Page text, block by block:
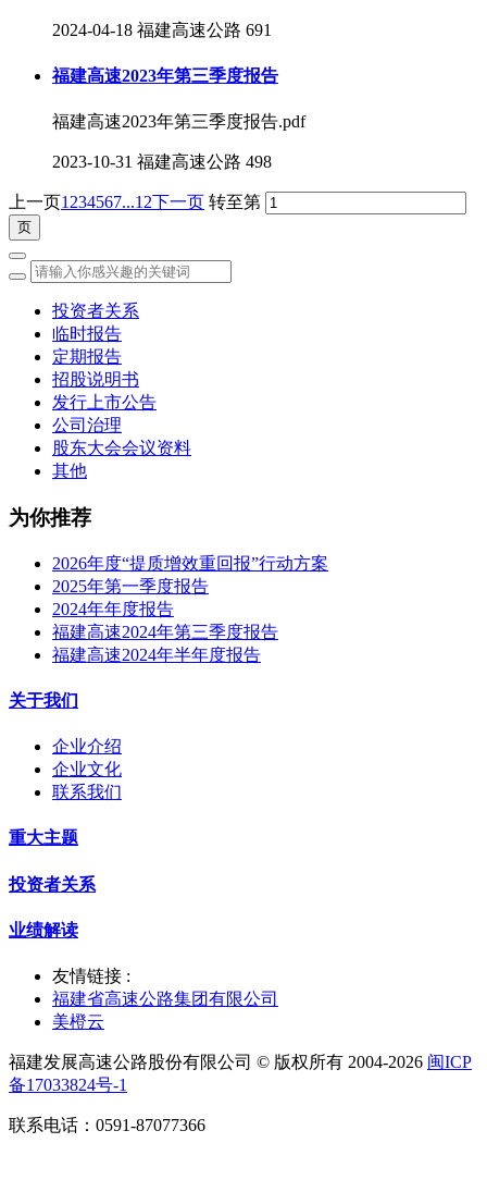
2024-04-18 福建高速公路 691
福建高速2023年第三季度报告
福建高速2023年第三季度报告.pdf
2023-10-31 福建高速公路 498
上一页1 234567...12下一页 转至第
投资者关系
临时报告
定期报告
招股说明书
发行上市公告
公司治理
股东大会会议资料
其他
为你推荐
2026年度“提质增效重回报”行动方案
2025年第一季度报告
2024年年度报告
福建高速2024年第三季度报告
福建高速2024年半年度报告
关于我们
企业介绍
企业文化
联系我们
重大主题
投资者关系
业绩解读
友情链接 :
福建省高速公路集团有限公司
美橙云
福建发展高速公路股份有限公司 © 版权所有 2004-2026 闽ICP
备17033824号-1
联系电话：0591-87077366